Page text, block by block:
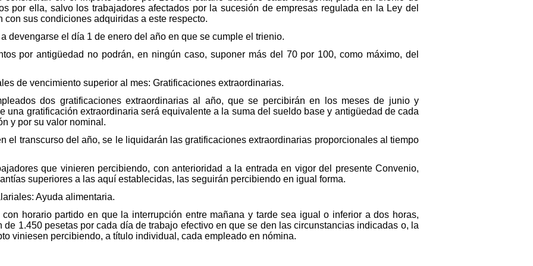
por ella, salvo los trabajadores afectados por la sucesión de empresas regulada en la Ley del
con sus condiciones adquiridas a este respecto.
devengarse el día 1 de enero del año en que se cumple el trienio.
por antigüedad no podrán, en ningún caso, suponer más del 70 por 100, como máximo, del
de vencimiento superior al mes: Gratificaciones extraordinarias.
dos gratificaciones extraordinarias al año, que se percibirán en los meses de junio y
una gratificación extraordinaria será equivalente a la suma del sueldo base y antigüedad de cada
y por su valor nominal.
el transcurso del año, se le liquidarán las gratificaciones extraordinarias proporcionales al tiempo
que vinieren percibiendo, con anterioridad a la entrada en vigor del presente Convenio,
superiores a las aquí establecidas, las seguirán percibiendo en igual forma.
Ayuda alimentaria.
horario partido en que la interrupción entre mañana y tarde sea igual o inferior a dos horas,
1.450 pesetas por cada día de trabajo efectivo en que se den las circunstancias indicadas o, la
viniesen percibiendo, a título individual, cada empleado en nómina.